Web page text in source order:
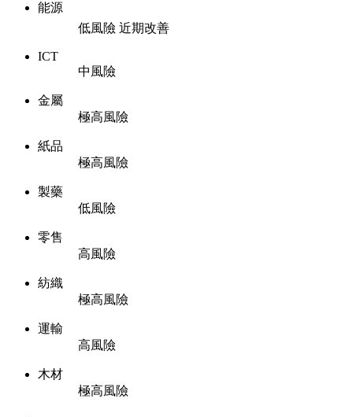
能源
低風險 近期改善
ICT
中風險
金屬
極高風險
紙品
極高風險
製藥
低風險
零售
高風險
紡織
極高風險
運輸
高風險
木材
極高風險